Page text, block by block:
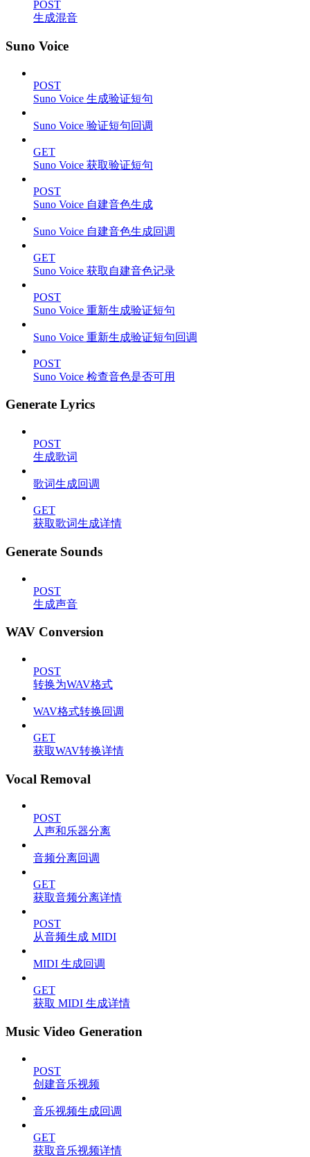
POST
生成混音
Suno Voice
POST
Suno Voice 生成验证短句
Suno Voice 验证短句回调
GET
Suno Voice 获取验证短句
POST
Suno Voice 自建音色生成
Suno Voice 自建音色生成回调
GET
Suno Voice 获取自建音色记录
POST
Suno Voice 重新生成验证短句
Suno Voice 重新生成验证短句回调
POST
Suno Voice 检查音色是否可用
Generate Lyrics
POST
生成歌词
歌词生成回调
GET
获取歌词生成详情
Generate Sounds
POST
生成声音
WAV Conversion
POST
转换为WAV格式
WAV格式转换回调
GET
获取WAV转换详情
Vocal Removal
POST
人声和乐器分离
音频分离回调
GET
获取音频分离详情
POST
从音频生成 MIDI
MIDI 生成回调
GET
获取 MIDI 生成详情
Music Video Generation
POST
创建音乐视频
音乐视频生成回调
GET
获取音乐视频详情